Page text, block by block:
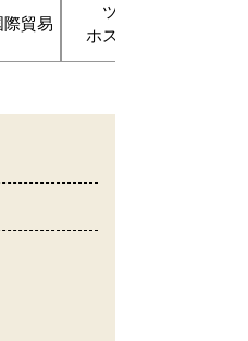
際貿易
ツーリズム
ホスピタリティ